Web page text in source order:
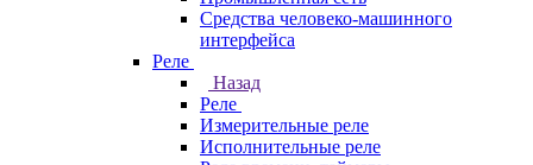
Средства человеко-машинного
интерфейса
Реле
Назад
Реле
Измерительные реле
Исполнительные реле